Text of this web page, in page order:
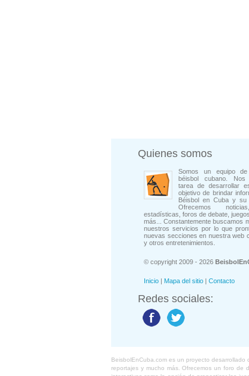
Quienes somos
Somos un equipo
béisbol cubano. Nos
tarea de desarrollar
objetivo de brindar
Béisbol en Cuba y su
Ofrecemos
estadísticas, foros de debate,
más... Constantemente buscamos
nuestros servicios por lo que
nuevas secciones en nuestra web
y otros entretenimientos.
© copyright 2009 - 2026
Inicio | Mapa del sitio | Contacto
Redes sociales:
BeisbolEnCuba.com es un proyecto
reportajes y mucho más. Ofrecemos un foro de